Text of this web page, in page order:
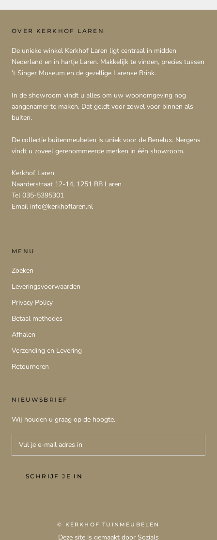
OVER KERKHOF LAREN
De unieke winkel Kerkhof Laren ligt centraal in midden
Nederland en in hartje Laren. Makkelijk te vinden, precies tussen
’t Singer Museum en de gezellige Larense Brink.
In de showroom vindt u alles om uw woonomgeving nog
aangenamer te maken. Dat geldt voor zowel voor binnen als
buiten.
De collectie buitenmeubelen is uniek voor de Benelux. Nergens
vindt u zoveel gerenommeerde merken in één showroom.
Kerkhof Laren
Naarderstraat 12-14, 1251 BB Laren
Tel 035-5395301
Email info@kerkhoflaren.nl
MENU
Zoeken
Leveringsvoorwaarden
Privacy Policy
Betaal methodes
Afhalen
Verzending en Levering
Retourneren
NIEUWSBRIEF
Wij houden u graag op de hoogte.
SCHRIJF JE IN
© KERKHOF TUINMEUBELEN
Deze site is gemaakt door Sozials